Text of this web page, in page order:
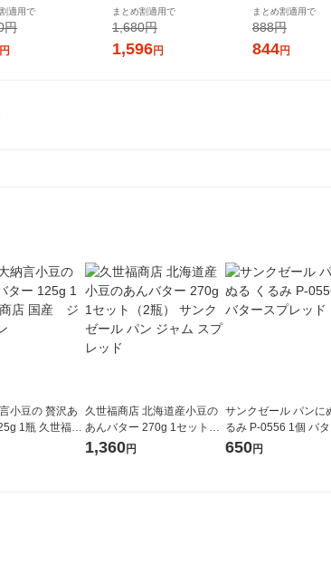
チャーケア つめかえ
1270g Dove 液体タ
適用で
円
円
ダメージリペア 補修 シャン
プー+コンディショナー セッ
ト 詰替 特大 各870g ユニリ
ーバ
まとめ割適用で
1,680円
1,596円
グ ハミガキ 高
合 歯周病予防
（2本） ライオン
まとめ割適用で
888円
844円
小豆の 贅沢あ
1瓶 久世福商
ム パン
久世福商店 北海道産小豆の
あんバター 270g 1セット
（2瓶） サンクゼール パン
1,360円
サンクゼール パンに
るみ P-0556 1個 バ
レッド
650円